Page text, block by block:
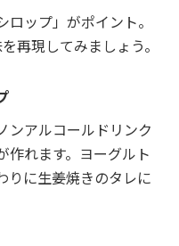
ップ」がポイント。
再現してみましょう。
ンアルコールドリンク
作れます。ヨーグルト
りに生姜焼きのタレに